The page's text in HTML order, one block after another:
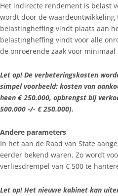
Het indirecte rendement is belast
wordt door de
belastingheffing vindt plaats aan
belastingheffing vindt voor alle
de onroerende zaak voor
Let op! De verbeteringskosten
simpel voorbeeld: kosten van
heen € 250.000, opbrengst bij
500.000 -/- € 250.000).
Andere parameters
In het aan de Raad van State
eerder bekend waren. Zo wordt
verliesdrempel van € 500 te
Let op! Het nieuwe kabinet kan